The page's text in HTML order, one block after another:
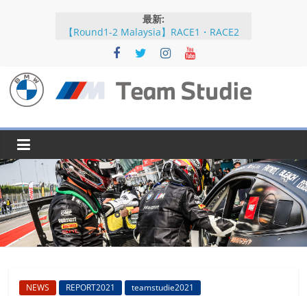
へ
キ
プ
最新:
【Round1-2 Malaysia】RACE1・RACE2
【Round5-6 JAPAN】RACE2
【Round5-6 JAPAN】RACE1・RACE2予選
【Round3-4 Indonesia】RACE1・RACE2
BMW
M
Team
Studie
SUPER
BMWNEWS REPORT2021 teamstudie2021